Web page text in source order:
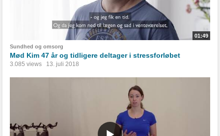
01:49
Sundhed og omsorg
Mød Kim 47 år og tidligere deltager i stressforløbet
3.085 views 13. juli 2018